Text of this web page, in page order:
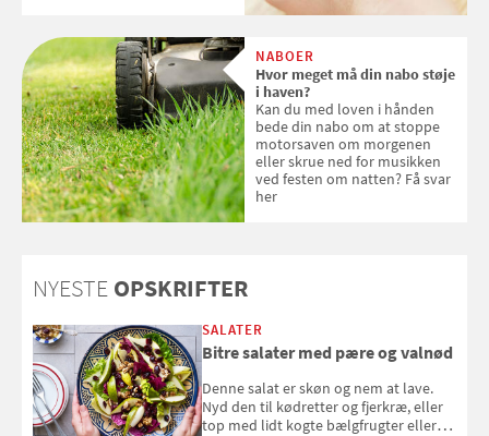
med SPF kan erstatte
solcreme, når man bevæger
sig ud i solen
NABOER
Hvor meget må din nabo støje
i haven?
Kan du med loven i hånden
bede din nabo om at stoppe
motorsaven om morgenen
eller skrue ned for musikken
ved festen om natten? Få svar
her
NYESTE OPSKRIFTER
SALATER
Bitre salater med pære og valnød
Denne salat er skøn og nem at lave.
Nyd den til kødretter og fjerkræ, eller
top med lidt kogte bælgfrugter eller